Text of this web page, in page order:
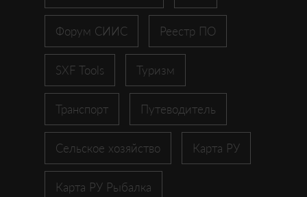
Форум СИИС Реестр ПО
SXF Tools Туризм
Транспорт Путеводитель
Сельское хозяйство Карта РУ
Карта РУ Рыбалка